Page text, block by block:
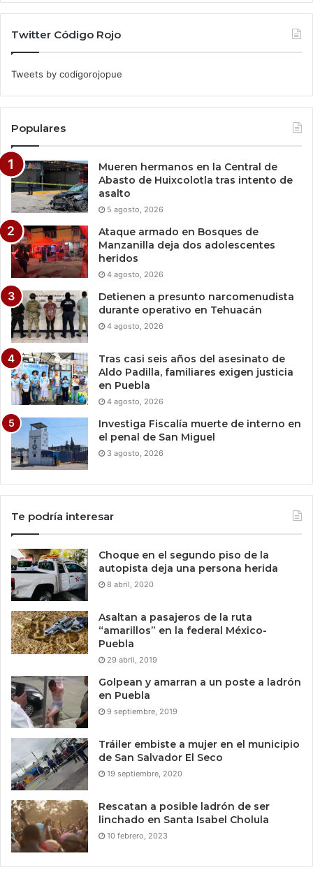
Twitter Código Rojo
Tweets by codigorojopue
Populares
Mueren hermanos en la Central de
Abasto de Huixcolotla tras intento de
asalto
5 agosto, 2026
Ataque armado en Bosques de
Manzanilla deja dos adolescentes
heridos
4 agosto, 2026
Detienen a presunto narcomenudista
durante operativo en Tehuacán
4 agosto, 2026
Tras casi seis años del asesinato de
Aldo Padilla, familiares exigen justicia
en Puebla
4 agosto, 2026
Investiga Fiscalía muerte de interno en
el penal de San Miguel
3 agosto, 2026
Te podría interesar
Choque en el segundo piso de la
autopista deja una persona herida
8 abril, 2020
Asaltan a pasajeros de la ruta
“amarillos” en la federal México-
Puebla
29 abril, 2019
Golpean y amarran a un poste a ladrón
en Puebla
9 septiembre, 2019
Tráiler embiste a mujer en el municipio
de San Salvador El Seco
19 septiembre, 2020
Rescatan a posible ladrón de ser
linchado en Santa Isabel Cholula
10 febrero, 2023